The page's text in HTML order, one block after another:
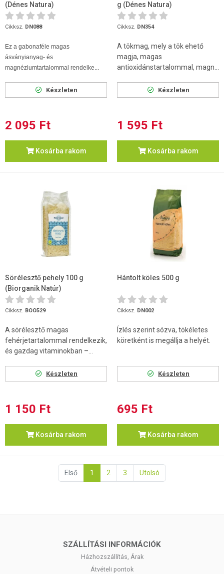
(Dénes Natura)
Cikksz. DN088
Ez a gabonaféle magas
ásványianyag- és
magnéziumtartalommal rendelke...
Készleten
2 095 Ft
Kosárba rakom
g (Dénes Natura)
Cikksz. DN354
A tökmag, mely a tök ehető
magja, magas
antioxidánstartalommal, magn...
Készleten
1 595 Ft
Kosárba rakom
Sörélesztő pehely 100 g
(Biorganik Natúr)
Cikksz. BOO529
A sörélesztő magas
fehérjetartalommal rendelkezik,
és gazdag vitaminokban –...
Készleten
1 150 Ft
Kosárba rakom
Hántolt köles 500 g
Cikksz. DN002
Ízlés szerint sózva, tökéletes
köretként is megállja a helyét.
Készleten
695 Ft
Kosárba rakom
Első 1 2 3 Utolsó
SZÁLLÍTÁSI INFORMÁCIÓK
Házhozszállítás, Árak
Átvételi pontok